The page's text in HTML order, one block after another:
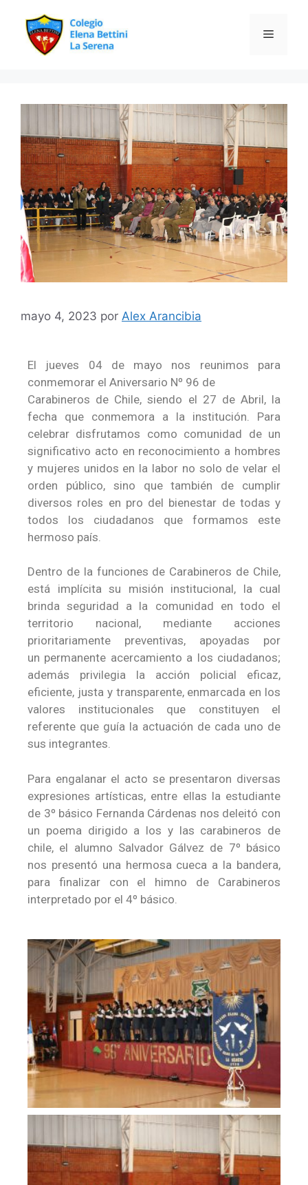
mayo 4, 2023 por Alex Arancibia
El jueves 04 de mayo nos reunimos para
conmemorar el Aniversario Nº 96 de
Carabineros de Chile, siendo el 27 de Abril, la
fecha que conmemora a la institución. Para
celebrar disfrutamos como comunidad de un
significativo acto en reconocimiento a hombres
y mujeres unidos en la labor no solo de velar el
orden público, sino que también de cumplir
diversos roles en pro del bienestar de todas y
todos los ciudadanos que formamos este
hermoso país.
Dentro de la funciones de Carabineros de Chile,
está implícita su misión institucional, la cual
brinda seguridad a la comunidad en todo el
territorio nacional, mediante acciones
prioritariamente preventivas, apoyadas por
un permanente acercamiento a los ciudadanos;
además privilegia la acción policial eficaz,
eficiente, justa y transparente, enmarcada en los
valores institucionales que constituyen el
referente que guía la actuación de cada uno de
sus integrantes.
Para engalanar el acto se presentaron diversas
expresiones artísticas, entre ellas la estudiante
de 3º básico Fernanda Cárdenas nos deleitó con
un poema dirigido a los y las carabineros de
chile, el alumno Salvador Gálvez de 7º básico
nos presentó una hermosa cueca a la bandera,
para finalizar con el himno de Carabineros
interpretado por el 4º básico.